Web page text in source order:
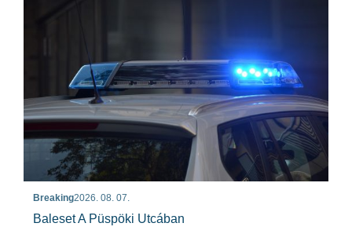
Breaking2026. 08. 07.
Baleset A Püspöki Utcában